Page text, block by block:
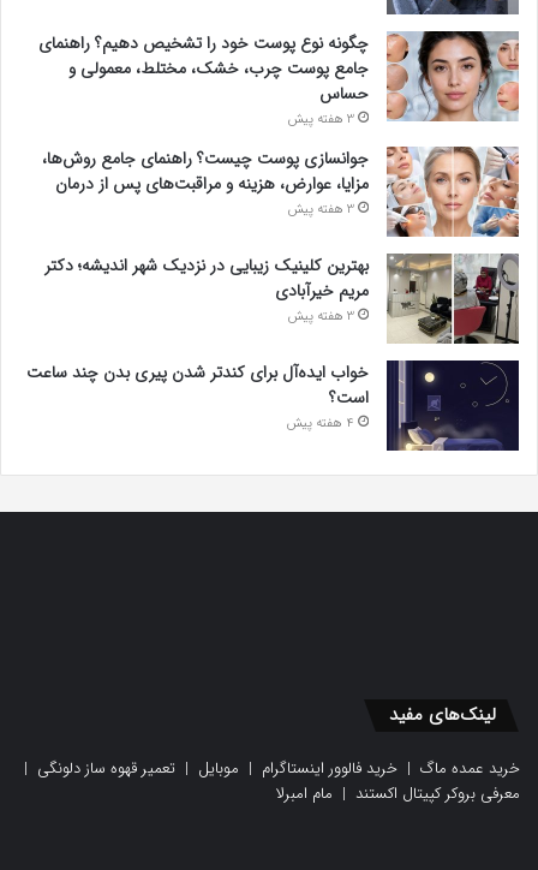
چگونه نوع پوست خود را تشخیص دهیم؟ راهنمای
جامع پوست چرب، خشک، مختلط، معمولی و
حساس
3 هفته پیش
جوانسازی پوست چیست؟ راهنمای جامع روش‌ها،
مزایا، عوارض، هزینه و مراقبت‌های پس از درمان
3 هفته پیش
بهترین کلینیک زیبایی در نزدیک شهر اندیشه؛ دکتر
مریم خیرآبادی
3 هفته پیش
خواب ایده‌آل برای کندتر شدن پیری بدن چند ساعت
است؟
4 هفته پیش
لینک‌های مفید
خرید عمده ماگ | خرید فالوور اینستاگرام | موبایل | تعمیر قهوه ساز دلونگی |
معرفی بروکر کپیتال اکستند | مام امبرلا